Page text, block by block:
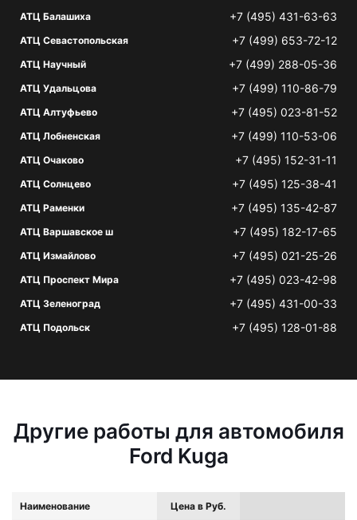
АТЦ Балашиха +7 (495) 431-63-63
АТЦ Севастопольская +7 (499) 653-72-12
АТЦ Научный +7 (499) 288-05-36
АТЦ Удальцова +7 (499) 110-86-79
АТЦ Алтуфьево +7 (495) 023-81-52
АТЦ Лобненская +7 (499) 110-53-06
АТЦ Очаково +7 (495) 152-31-11
АТЦ Солнцево +7 (495) 125-38-41
АТЦ Раменки +7 (495) 135-42-87
АТЦ Варшавское ш +7 (495) 182-17-65
АТЦ Измайлово +7 (495) 021-25-26
АТЦ Проспект Мира +7 (495) 023-42-98
АТЦ Зеленоград +7 (495) 431-00-33
АТЦ Подольск +7 (495) 128-01-88
Другие работы для автомобиля
Ford Kuga
Наименование Цена в Руб.